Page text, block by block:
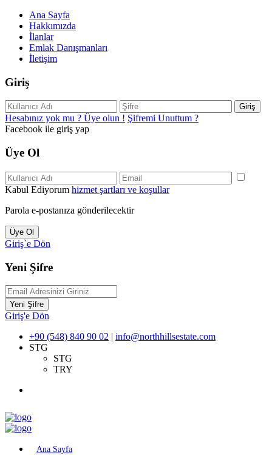
Ana Sayfa
Hakkımızda
İlanlar
Emlak Danışmanları
İletişim
Giriş
Giriş
Hesabınız yok mu ? Üye olun ! Şifremi Unuttum ?
Facebook ile giriş yap
Üye Ol
Kabul Ediyorum hizmet şartları ve koşullar
Parola e-postanıza gönderilecektir
Üye Ol
Giriş`e Dön
Yeni Şifre
Yeni Şifre
Giriş'e Dön
+90 (548) 840 90 02 | info@northhillsestate.com
STG
STG
TRY
Ana Sayfa